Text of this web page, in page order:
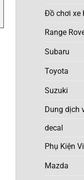
Đồ chơi xe
Range
Subaru
Toyota
Suzuki
Dung dịch
decal
Phụ Kiện
Mazda